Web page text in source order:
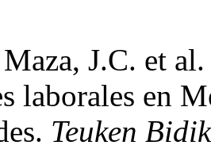
J.C. et
laborales en
Teuken